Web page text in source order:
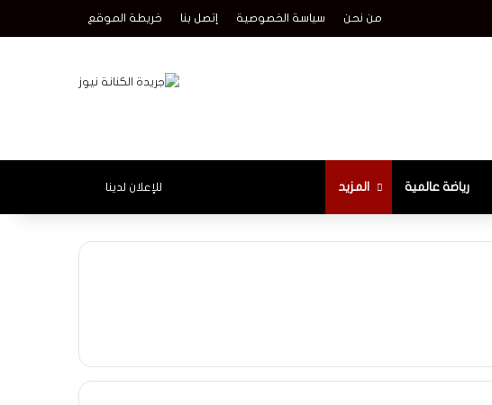
من نحن سياسة الخصوصية إتصل بنا خريطة الموقع
رياضة عالمية المزيد للإعلان لدينا